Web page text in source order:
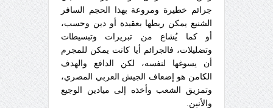
جرائم خطيرة ومروعة بهذا الحجم السافر
الشنيع يمكن ربطها بعقيدة أو دين وحسب،
أو كما يُشاع من تبريرات وتبسيطات
وتضليلات، فالجرائم أيا كانت يمكن للمجرم
أن يسوغها لنفسه، لكن الدافع والهدف
الكامن هو إضعاف الجيش العربي المصري،
وتمزيق الشعب وأخذه إلى ميادين الوجيع
والأنين.